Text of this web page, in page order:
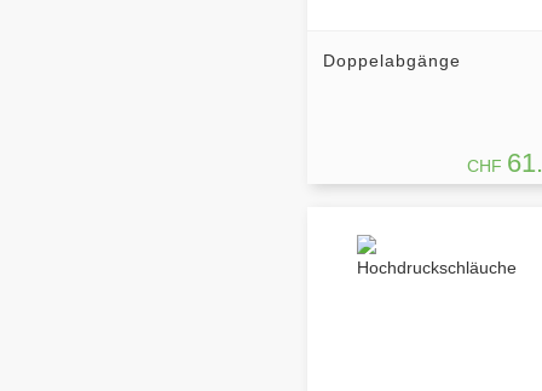
Doppelabgänge
CHF